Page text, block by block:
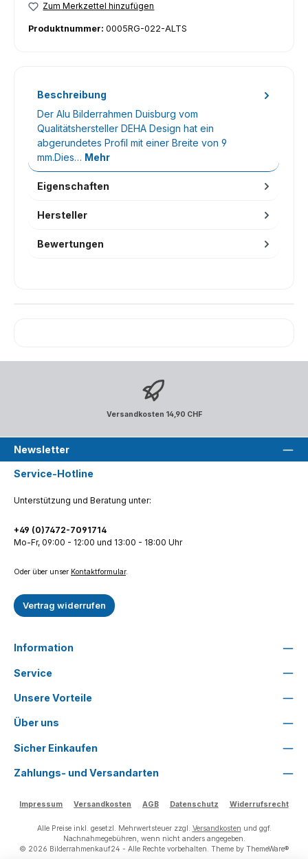
Zum Merkzettel hinzufügen
Produktnummer: 0005RG-022-ALTS
Beschreibung
Der Alu Bilderrahmen Duisburg vom
Qualitätshersteller DEHA Design hat ein
abgerundetes Profil mit einer Breite von 9
mm.Dies… Mehr
Eigenschaften
Hersteller
Bewertungen
Versandkosten 14,90 CHF
Newsletter
Service-Hotline
Unterstützung und Beratung unter:
+49 (0)7472-7091714
Mo-Fr, 09:00 - 12:00 und 13:00 - 18:00 Uhr
Oder über unser Kontaktformular.
Vertrag widerrufen
Information
Service
Unsere Vorteile
Über uns
Sicher Einkaufen
Zahlungs- und Versandarten
Impressum Versandkosten AGB Datenschutz Widerrufsrecht
Alle Preise inkl. gesetzl. Mehrwertsteuer zzgl. Versandkosten und ggf.
Nachnahmegebühren, wenn nicht anders angegeben.
© 2026 Bilderrahmenkauf24 - Alle Rechte vorbehalten. Theme by ThemeWare®